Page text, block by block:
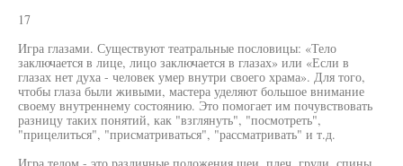
17
Игра глазами. Существуют театральные пословицы: «Тело
заключается в лице, лицо заключается в глазах» или «Если в
глазах нет духа - человек умер внутри своего храма». Для того,
чтобы глаза были живыми, мастера уделяют большое внимание
своему внутреннему состоянию. Это помогает им почувствовать
разницу таких понятий, как "взглянуть", "посмотреть",
"прицелиться", "присматриваться", "рассматривать" и т.д.